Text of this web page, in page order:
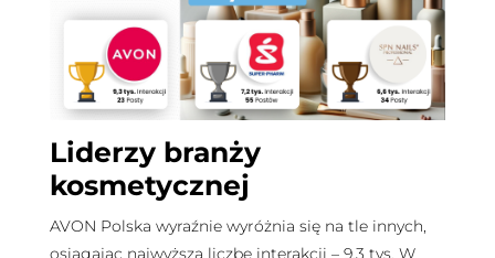
Liderzy branży
kosmetycznej
AVON Polska wyraźnie wyróżnia się na tle innych,
osiągając najwyższą liczbę interakcji – 9,3 tys. W